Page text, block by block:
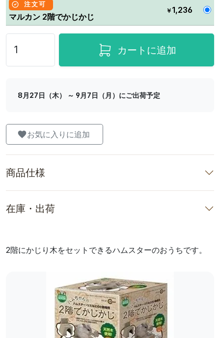
注文可
マルカン 2階でかじかじ
￥ 1,236
カートに追加
8月27日（木） ～ 9月7日（月）にご出荷予定
お気に入りに追加
商品仕様
在庫・出荷
2階にかじり木をセットできるハムスターのおうちです。